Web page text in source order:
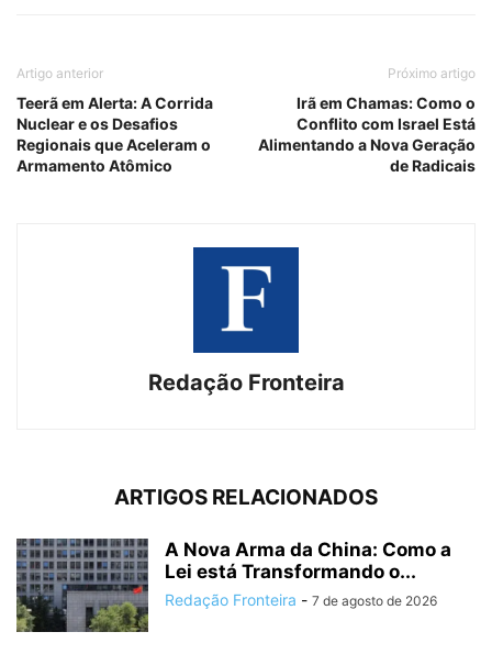
Artigo anterior
Teerã em Alerta: A Corrida
Nuclear e os Desafios
Regionais que Aceleram o
Armamento Atômico
Próximo artigo
Irã em Chamas: Como o
Conflito com Israel Está
Alimentando a Nova Geração
de Radicais
Redação Fronteira
ARTIGOS RELACIONADOS
A Nova Arma da China: Como a
Lei está Transformando o...
Redação Fronteira - 7 de agosto de 2026